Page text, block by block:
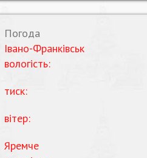
Погода
Івано-Франківськ
вологість:
тиск:
вітер:
Яремче